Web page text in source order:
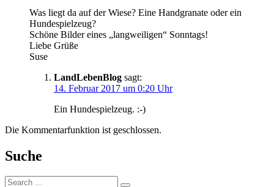
Was liegt da auf der Wiese? Eine Handgranate oder ein
Hundespielzeug?
Schöne Bilder eines „langweiligen“ Sonntags!
Liebe Grüße
Suse
LandLebenBlog sagt:
14. Februar 2017 um 0:20 Uhr
Ein Hundespielzeug. :-)
Die Kommentarfunktion ist geschlossen.
Suche
Suche: